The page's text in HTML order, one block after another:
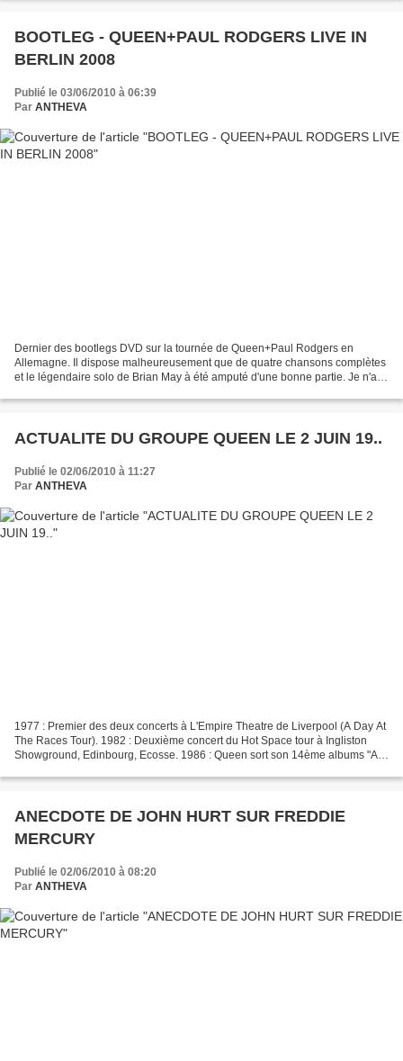
BOOTLEG - QUEEN+PAUL RODGERS LIVE IN
BERLIN 2008
Publié le 03/06/2010 à 06:39
Par ANTHEVA
Dernier des bootlegs DVD sur la tournée de Queen+Paul Rodgers en
Allemagne. Il dispose malheureusement que de quatre chansons complètes
et le légendaire solo de Brian May à été amputé d'une bonne partie. Je n'ai
ACTUALITE DU GROUPE QUEEN LE 2 JUIN 19..
Publié le 02/06/2010 à 11:27
Par ANTHEVA
1977 : Premier des deux concerts à L'Empire Theatre de Liverpool (A Day At
The Races Tour). 1982 : Deuxième concert du Hot Space tour à Ingliston
Showground, Edinbourg, Ecosse. 1986 : Queen sort son 14ème albums "A
ANECDOTE DE JOHN HURT SUR FREDDIE
MERCURY
Publié le 02/06/2010 à 08:20
Par ANTHEVA